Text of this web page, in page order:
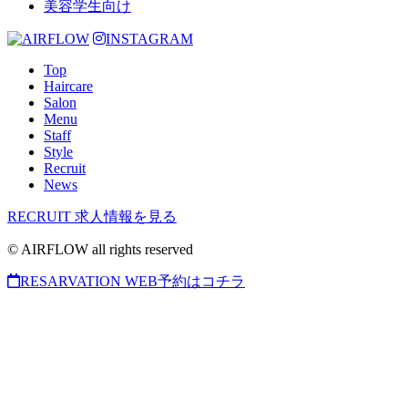
美容学生向け
INSTAGRAM
Top
Haircare
Salon
Menu
Staff
Style
Recruit
News
RECRUIT 求人情報を見る
© AIRFLOW all rights reserved
RESARVATION WEB予約はコチラ